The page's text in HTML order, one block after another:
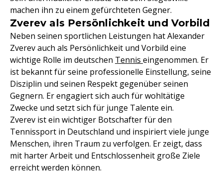
machen ihn zu einem gefürchteten Gegner.
Zverev als Persönlichkeit und Vorbild
Neben seinen sportlichen Leistungen hat Alexander
Zverev auch als Persönlichkeit und Vorbild eine
wichtige Rolle im deutschen Tennis eingenommen. Er
ist bekannt für seine professionelle Einstellung, seine
Disziplin und seinen Respekt gegenüber seinen
Gegnern. Er engagiert sich auch für wohltätige
Zwecke und setzt sich für junge Talente ein.
Zverev ist ein wichtiger Botschafter für den
Tennissport in Deutschland und inspiriert viele junge
Menschen, ihren Traum zu verfolgen. Er zeigt, dass
mit harter Arbeit und Entschlossenheit große Ziele
erreicht werden können.